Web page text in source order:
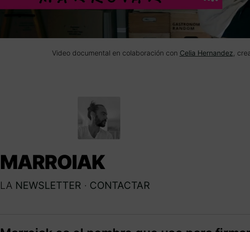
Video documental en colaboración con Celia Hernandez ,
MARROIAK
LA NEWSLETTER · CONTACTAR